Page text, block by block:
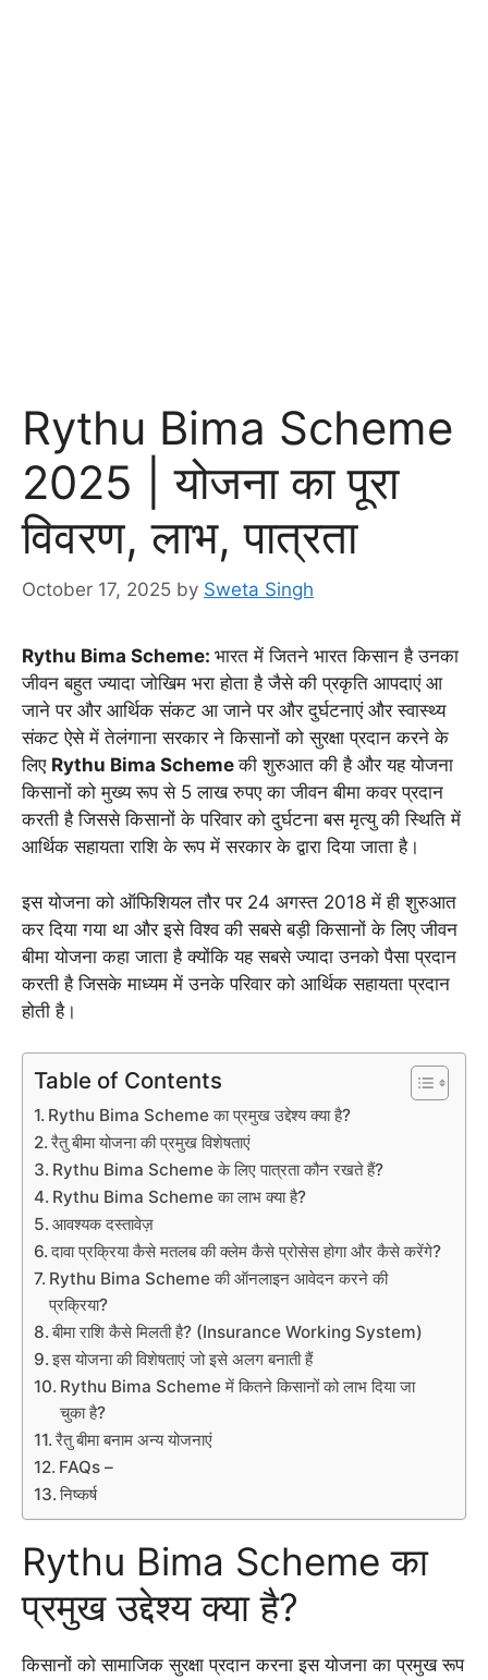
Rythu Bima Scheme
2025 | योजना का पूरा
विवरण, लाभ, पात्रता
October 17, 2025 by Sweta Singh
Rythu Bima Scheme: भारत में जितने भारत किसान है उनका
जीवन बहुत ज्यादा जोखिम भरा होता है जैसे की प्रकृति आपदाएं आ
जाने पर और आर्थिक संकट आ जाने पर और दुर्घटनाएं और स्वास्थ्य
संकट ऐसे में तेलंगाना सरकार ने किसानों को सुरक्षा प्रदान करने के
लिए Rythu Bima Schemeकी शुरुआत की है और यह योजना
किसानों को मुख्य रूप से 5 लाख रुपए का जीवन बीमा कवर प्रदान
करती है जिससे किसानों के परिवार को दुर्घटना बस मृत्यु की स्थिति में
आर्थिक सहायता राशि के रूप में सरकार के द्वारा दिया जाता है।
इस योजना को ऑफिशियल तौर पर 24 अगस्त 2018 में ही शुरुआत
कर दिया गया था और इसे विश्व की सबसे बड़ी किसानों के लिए जीवन
बीमा योजना कहा जाता है क्योंकि यह सबसे ज्यादा उनको पैसा प्रदान
करती है जिसके माध्यम में उनके परिवार को आर्थिक सहायता प्रदान
होती है।
Table of Contents
Rythu Bima Scheme का प्रमुख उद्देश्य क्या है?
रैतु बीमा योजना की प्रमुख विशेषताएं
Rythu Bima Scheme के लिए पात्रता कौन रखते हैं?
Rythu Bima Scheme का लाभ क्या है?
आवश्यक दस्तावेज़
दावा प्रक्रिया कैसे मतलब की क्लेम कैसे प्रोसेस होगा और कैसे करेंगे?
Rythu Bima Scheme की ऑनलाइन आवेदन करने की
प्रक्रिया?
बीमा राशि कैसे मिलती है? (Insurance Working System)
इस योजना की विशेषताएं जो इसे अलग बनाती हैं
Rythu Bima Scheme में कितने किसानों को लाभ दिया जा
चुका है?
रैतु बीमा बनाम अन्य योजनाएं
FAQs –
निष्कर्ष
Rythu Bima Scheme का
प्रमुख उद्देश्य क्या है?
किसानों को सामाजिक सुरक्षा प्रदान करना इस योजना का प्रमुख रूप